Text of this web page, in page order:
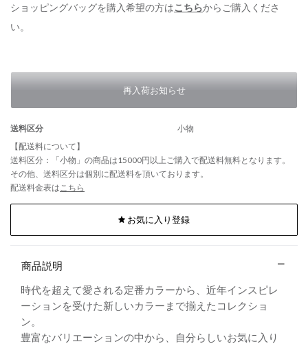
ショッピングバッグを購入希望の方はこちらからご購入くださ
い。
再入荷お知らせ
送料区分
小物
【配送料について】
送料区分：「小物」の商品は15000円以上ご購入で配送料無料となります。
その他、送料区分は個別に配送料を頂いております。
配送料金表はこちら
お気に入り登録
商品説明
時代を超えて愛される定番カラーから、近年インスピレ
ーションを受けた新しいカラーまで揃えたコレクショ
ン。
豊富なバリエーションの中から、自分らしいお気に入り